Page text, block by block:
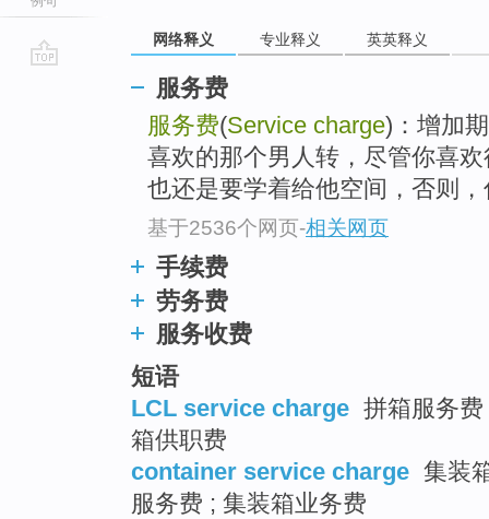
网络释义 专业释义 英英释义
服务费
服务费(Service charge)：增加
喜欢的那个男人转，尽管你喜
也还是要学着给他空间，否则
基于2536个网页-相关网页
手续费
劳务费
服务收费
短语
LCL service charge 拼箱服务
箱供职费
container service charge 集装
服务费 ; 集装箱业务费